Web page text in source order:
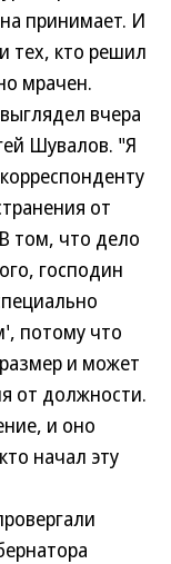
принимает. И
тех, кто решил
мрачен.
вчера
Шувалов. "Я
от
том, что дело
господин
потому что
и может
от должности.
и оно
начал эту